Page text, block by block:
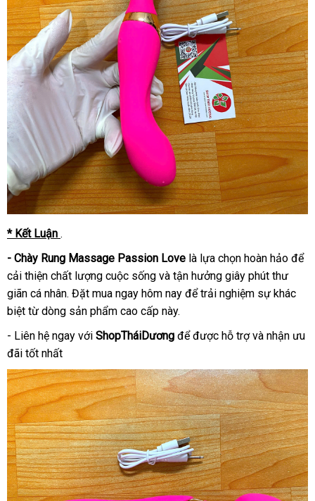
* Kết Luận .
- Chày Rung Massage Passion Love là lựa chọn hoàn hảo để
cải thiện chất lượng cuộc sống và tận hưởng giây phút thư
giãn cá nhân. Đặt mua ngay hôm nay để trải nghiệm sự khác
biệt từ dòng sản phẩm cao cấp này.
- Liên hệ ngay với ShopTháiDương để được hỗ trợ và nhận ưu
đãi tốt nhất